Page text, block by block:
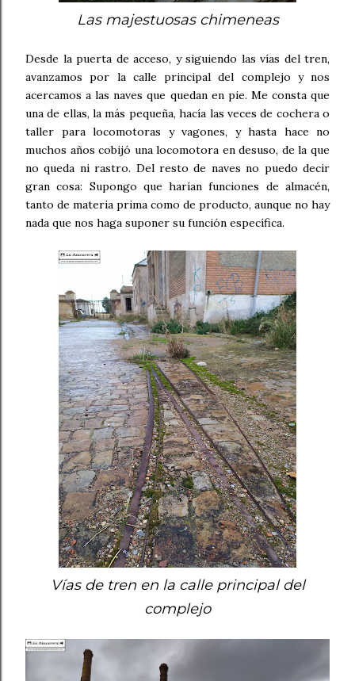
Las majestuosas chimeneas
Desde la puerta de acceso, y siguiendo las vías del tren,
avanzamos por la calle principal del complejo y nos
acercamos a las naves que quedan en pie. Me consta que
una de ellas, la más pequeña, hacía las veces de cochera o
taller para locomotoras y vagones, y hasta hace no
muchos años cobijó una locomotora en desuso, de la que
no queda ni rastro. Del resto de naves no puedo decir
gran cosa: Supongo que harían funciones de almacén,
tanto de materia prima como de producto, aunque no hay
nada que nos haga suponer su función específica.
Vías de tren en la calle principal del
complejo